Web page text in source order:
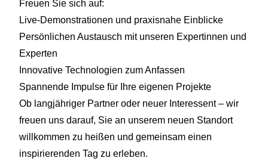
Freuen Sie sich auf:
Live-Demonstrationen und praxisnahe Einblicke
Persönlichen Austausch mit unseren Expertinnen und
Experten
Innovative Technologien zum Anfassen
Spannende Impulse für Ihre eigenen Projekte
Ob langjähriger Partner oder neuer Interessent – wir
freuen uns darauf, Sie an unserem neuen Standort
willkommen zu heißen und gemeinsam einen
inspirierenden Tag zu erleben.